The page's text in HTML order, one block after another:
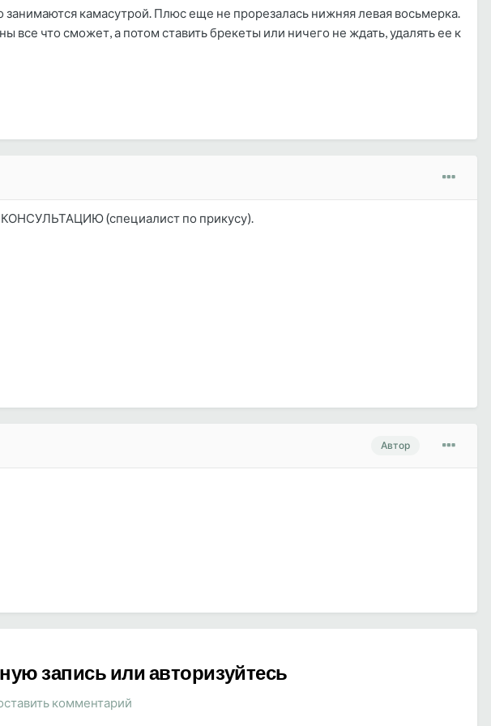
камасутрой. Плюс еще не прорезалась нижняя левая восьмерка.
что сможет, а потом ставить брекеты или ничего не ждать, удалять ее к
(специалист по прикусу).
Автор
запись или авторизуйтесь
комментарий